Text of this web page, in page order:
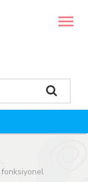
MENÜ
fonksiyonel